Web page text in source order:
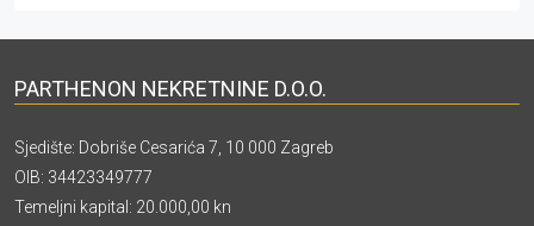
PARTHENON NEKRETNINE D.O.O.
Sjedište: Dobriše Cesarića 7, 10 000 Zagreb
OIB: 34423349777
Temeljni kapital: 20.000,00 kn